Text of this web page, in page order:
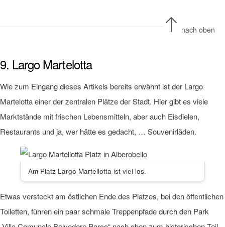
nach oben
9. Largo Martelotta
Wie zum Eingang dieses Artikels bereits erwähnt ist der Largo
Martelotta einer der zentralen Plätze der Stadt. Hier gibt es viele
Marktstände mit frischen Lebensmitteln, aber auch Eisdielen,
Restaurants und ja, wer hätte es gedacht, … Souvenirläden.
Am Platz Largo Martellotta ist viel los.
Etwas versteckt am östlichen Ende des Platzes, bei den öffentlichen
Toiletten, führen ein paar schmale Treppenpfade durch den Park